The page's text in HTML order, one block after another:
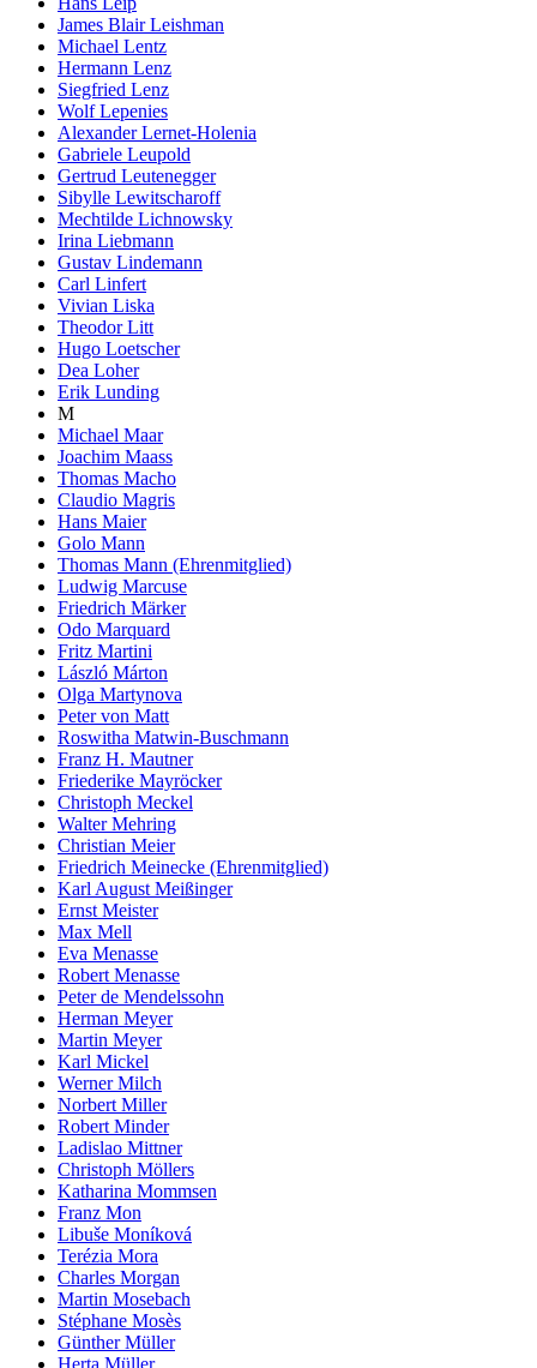
James Blair Leishman
Michael Lentz
Hermann Lenz
Siegfried Lenz
Wolf Lepenies
Alexander Lernet-Holenia
Gabriele Leupold
Gertrud Leutenegger
Sibylle Lewitscharoff
Mechtilde Lichnowsky
Irina Liebmann
Gustav Lindemann
Carl Linfert
Vivian Liska
Theodor Litt
Hugo Loetscher
Dea Loher
Erik Lunding
M
Michael Maar
Joachim Maass
Thomas Macho
Claudio Magris
Hans Maier
Golo Mann
Thomas Mann (Ehrenmitglied)
Ludwig Marcuse
Friedrich Märker
Odo Marquard
Fritz Martini
László Márton
Olga Martynova
Peter von Matt
Roswitha Matwin-Buschmann
Franz H. Mautner
Friederike Mayröcker
Christoph Meckel
Walter Mehring
Christian Meier
Friedrich Meinecke (Ehrenmitglied)
Karl August Meißinger
Ernst Meister
Max Mell
Eva Menasse
Robert Menasse
Peter de Mendelssohn
Herman Meyer
Martin Meyer
Karl Mickel
Werner Milch
Norbert Miller
Robert Minder
Ladislao Mittner
Christoph Möllers
Katharina Mommsen
Franz Mon
Libuše Moníková
Terézia Mora
Charles Morgan
Martin Mosebach
Stéphane Mosès
Günther Müller
Herta Müller